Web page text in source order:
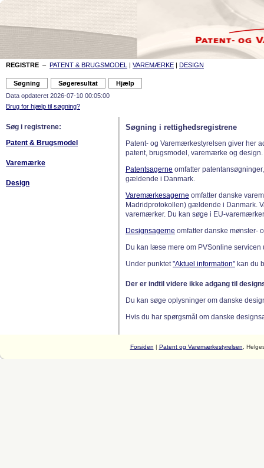
REGISTRE – PATENT & BRUGSMODEL | VAREMÆRKE | DESIGN
Data opdateret 2026-07-10 00:05:00
Brug for hjælp til søgning?
Søg i registrene:
Patent & Brugsmodel
Varemærke
Design
Søgning i rettighedsregistrene
Patent- og Varemærkestyrelsen giver her
patent, brugsmodel, varemærke og design.
Patentsagerne omfatter
gældende i Danmark.
Varemærkesagerne omfatter danske
Madridprotokollen) gældende i Danmark.
varemærker. Du kan søge i EU-
Designsagerne omfatter danske mønster-
Du kan læse mere om PVSonline
Under punktet"Aktuel information" kan du
Der er indtil videre ikke adgang til
Du kan søge oplysninger om danske
Hvis du har spørgsmål om danske
Forsiden | Patent og Varemærkestyrelsen ,